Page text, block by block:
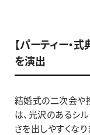
【パーティー・
を演出
結婚式の二次会や
は、光沢のあるシ
さを出しやすくな